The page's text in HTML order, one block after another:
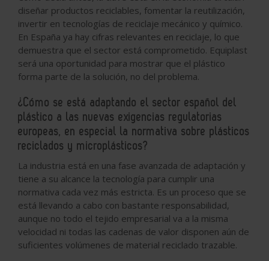
diseñar productos reciclables, fomentar la reutilización,
invertir en tecnologías de reciclaje mecánico y químico.
En España ya hay cifras relevantes en reciclaje, lo que
demuestra que el sector está comprometido. Equiplast
será una oportunidad para mostrar que el plástico
forma parte de la solución, no del problema.
¿Cómo se está adaptando el sector español del
plástico a las nuevas exigencias regulatorias
europeas, en especial la normativa sobre plásticos
reciclados y microplásticos?
La industria está en una fase avanzada de adaptación y
tiene a su alcance la tecnología para cumplir una
normativa cada vez más estricta. Es un proceso que se
está llevando a cabo con bastante responsabilidad,
aunque no todo el tejido empresarial va a la misma
velocidad ni todas las cadenas de valor disponen aún de
suficientes volúmenes de material reciclado trazable.